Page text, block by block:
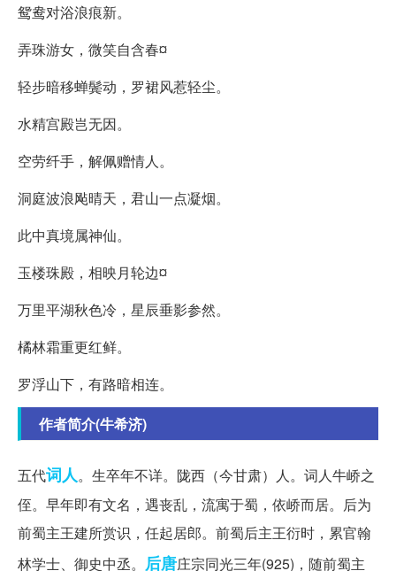
鸳鸯对浴浪痕新。
弄珠游女，微笑自含春¤
轻步暗移蝉鬓动，罗裙风惹轻尘。
水精宫殿岂无因。
空劳纤手，解佩赠情人。
洞庭波浪飐晴天，君山一点凝烟。
此中真境属神仙。
玉楼珠殿，相映月轮边¤
万里平湖秋色冷，星辰垂影参然。
橘林霜重更红鲜。
罗浮山下，有路暗相连。
作者简介(牛希济)
五代词人。生卒年不详。陇西（今甘肃）人。词人牛峤之
侄。早年即有文名，遇丧乱，流寓于蜀，依峤而居。后为
前蜀主王建所赏识，任起居郎。前蜀后主王衍时，累官翰
林学士、御史中丞。 后唐庄宗同光三年(925)，随前蜀主